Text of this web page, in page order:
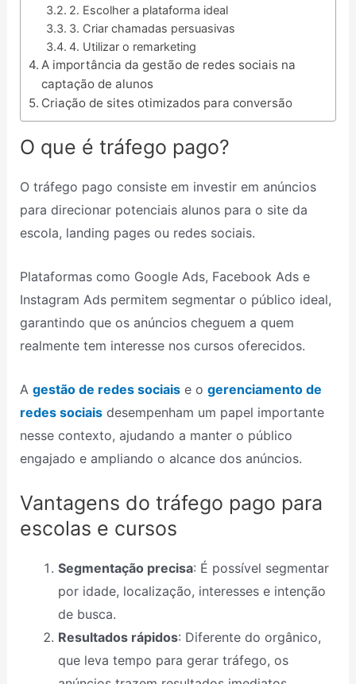
2. Escolher a plataforma ideal
3. Criar chamadas persuasivas
4. Utilizar o remarketing
A importância da gestão de redes sociais na
captação de alunos
Criação de sites otimizados para conversão
O que é tráfego pago?
O tráfego pago consiste em investir em anúncios
para direcionar potenciais alunos para o site da
escola, landing pages ou redes sociais.
Plataformas como Google Ads, Facebook Ads e
Instagram Ads permitem segmentar o público ideal,
garantindo que os anúncios cheguem a quem
realmente tem interesse nos cursos oferecidos.
A gestão de redes sociaise o gerenciamento de
redes sociaisdesempenham um papel importante
nesse contexto, ajudando a manter o público
engajado e ampliando o alcance dos anúncios.
Vantagens do tráfego pago para
escolas e cursos
Segmentação precisa: É possível segmentar
por idade, localização, interesses e intenção
de busca.
Resultados rápidos: Diferente do orgânico,
que leva tempo para gerar tráfego, os